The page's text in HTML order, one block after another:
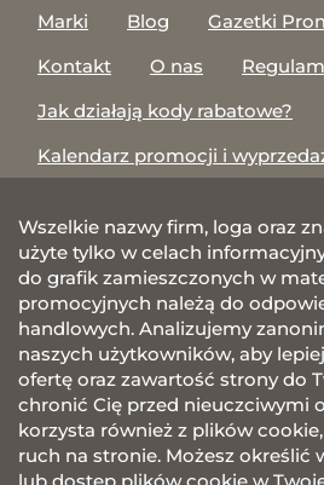
Marki
Blog
Gazetki
Kontakt
O nas
Jak działają kody rabatowe?
Kalendarz promocji i
Wszelkie nazwy firm, loga oraz
użyte tylko w celach
do grafik zamieszczonych w
promocyjnych należą do
handlowych. Analizujemy
naszych użytkowników, aby
ofertę oraz zawartość strony do
chronić Cię przed nieuczciwymi
korzysta również z plików
ruch na stronie. Możesz określić
lub dostęp plików cookie w